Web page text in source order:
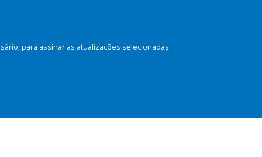
para assinar as atualizações selecionadas.